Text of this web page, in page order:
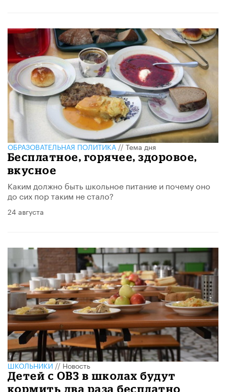
ОБРАЗОВАТЕЛЬНАЯ ПОЛИТИКА//Тема дня
Бесплатное, горячее, здоровое,
вкусное
Каким должно быть школьное питание и почему оно
до сих пор таким не стало?
24 августа
ШКОЛЬНИКИ//Новость
Детей с ОВЗ в школах будут
кормить два раза бесплатно